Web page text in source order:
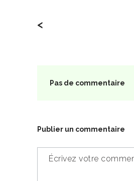
<
Pas de commentaire
Publier un commentaire